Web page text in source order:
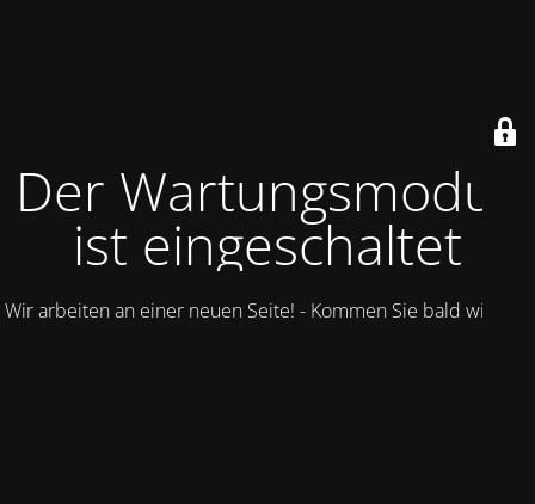
Der Wartungsmodus
ist eingeschaltet
Wir arbeiten an einer neuen Seite! - Kommen Sie bald wieder.